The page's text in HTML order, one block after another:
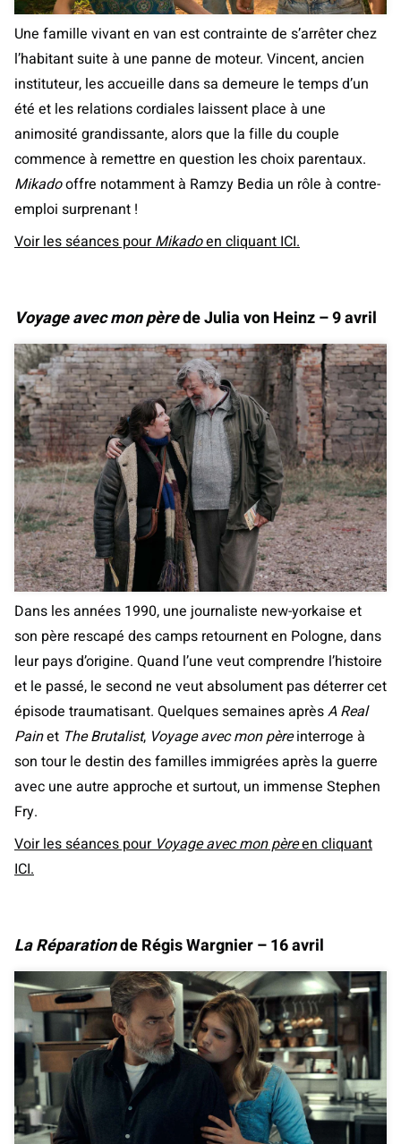
Une famille vivant en van est contrainte de s’arrêter chez
l’habitant suite à une panne de moteur. Vincent, ancien
instituteur, les accueille dans sa demeure le temps d’un
été et les relations cordiales laissent place à une
animosité grandissante, alors que la fille du couple
commence à remettre en question les choix parentaux.
Mikadooffre notamment à Ramzy Bedia un rôle à contre-
emploi surprenant !
Voir les séances pourMikadoen cliquant ICI.
Voyage avec mon pèrede Julia von Heinz – 9 avril
Dans les années 1990, une journaliste new-yorkaise et
son père rescapé des camps retournent en Pologne, dans
leur pays d’origine. Quand l’une veut comprendre l’histoire
et le passé, le second ne veut absolument pas déterrer cet
épisode traumatisant. Quelques semaines aprèsA Real
Painet The Brutalist, Voyage avec mon pèreinterroge à
son tour le destin des familles immigrées après la guerre
avec une autre approche et surtout, un immense Stephen
Fry.
Voir les séances pourVoyage avec mon pèreen cliquant
ICI.
La Réparationde Régis Wargnier – 16 avril